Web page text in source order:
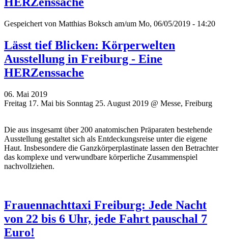
Gespeichert von Matthias Boksch am/um Mo, 06/05/2019 - 14:20
Lässt tief Blicken: Körperwelten
Ausstellung in Freiburg - Eine
HERZenssache
06. Mai 2019
Freitag 17. Mai bis Sonntag 25. August 2019 @ Messe, Freiburg
Die aus insgesamt über 200 anatomischen Präparaten bestehende
Ausstellung gestaltet sich als Entdeckungsreise unter die eigene
Haut. Insbesondere die Ganzkörperplastinate lassen den Betrachter
das komplexe und verwundbare körperliche Zusammenspiel
nachvollziehen.
Frauennachttaxi Freiburg: Jede Nacht
von 22 bis 6 Uhr, jede Fahrt pauschal 7
Euro!